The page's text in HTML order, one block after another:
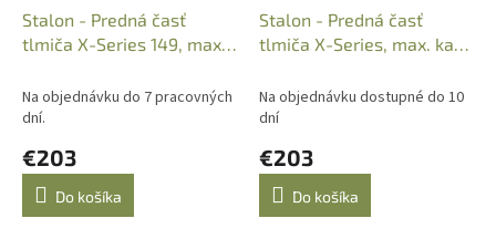
Stalon - Predná časť
tlmiča X-Series 149, max.
Na objednávku do 7 pracovných
dní.
€203
Do košíka
Stalon - Predná časť
tlmiča X-Series, max. kal.
Na objednávku dostupné do 10
dní
€203
Do košíka